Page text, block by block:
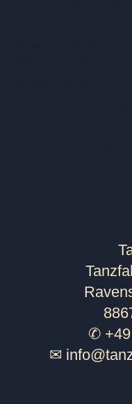
✆ +49
✉